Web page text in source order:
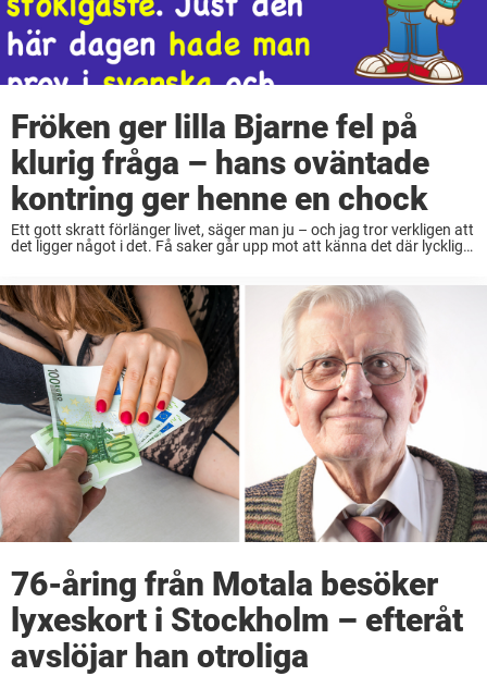
Fröken ger lilla Bjarne fel på
klurig fråga – hans oväntade
kontring ger henne en chock
Ett gott skratt förlänger livet, säger man ju – och jag tror verkligen att
det ligger något i det. Få saker går upp mot att känna det där lyckliga
76-åring från Motala besöker
lyxeskort i Stockholm – efteråt
avslöjar han otroliga